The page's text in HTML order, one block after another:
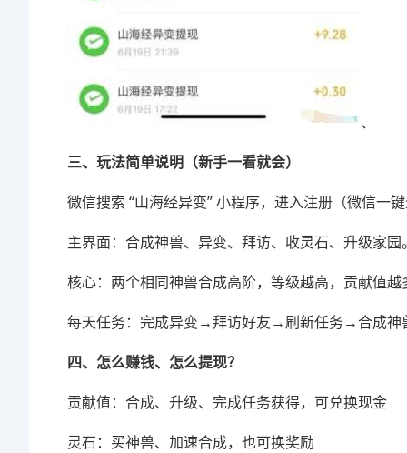
、
三、玩法简单说明（新手一看就会）
微信搜索 “山海经异变” 小程序，进入注册（微信一键
主界面：合成神兽、异变、拜访、收灵石、升级家园。
核心：两个相同神兽合成高阶，等级越高，贡献值越
每天任务：完成异变→拜访好友→刷新任务→合成神
四、怎么赚钱、怎么提现？
贡献值：合成、升级、完成任务获得，可兑换现金
灵石：买神兽、加速合成，也可换奖励